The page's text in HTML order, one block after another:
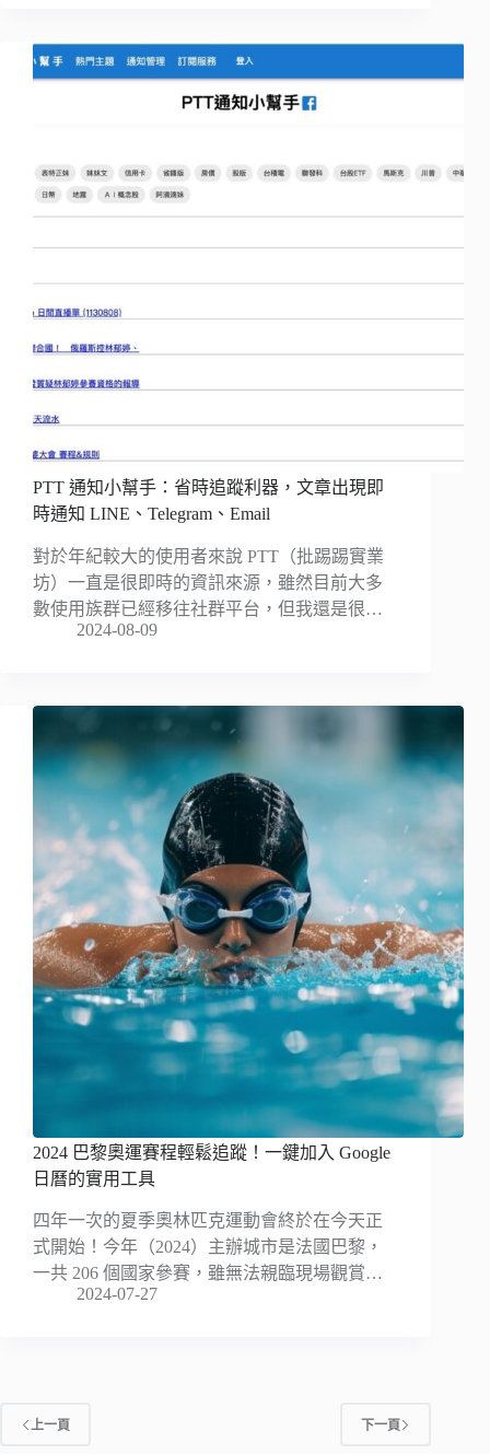
PTT 通知小幫手：省時追蹤利器，文章出現即
時通知 LINE、Telegram、Email
對於年紀較大的使用者來說 PTT（批踢踢實業
坊）一直是很即時的資訊來源，雖然目前大多
數使用族群已經移往社群平台，但我還是很…
2024-08-09
2024 巴黎奧運賽程輕鬆追蹤！一鍵加入 Google
日曆的實用工具
四年一次的夏季奧林匹克運動會終於在今天正
式開始！今年（2024）主辦城市是法國巴黎，
一共 206 個國家參賽，雖無法親臨現場觀賞…
2024-07-27
上一頁 下一頁